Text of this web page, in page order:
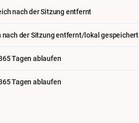
nach der Sitzung entfernt
nach der Sitzung entfernt/lokal gespeichert
Tagen ablaufen
Tagen ablaufen